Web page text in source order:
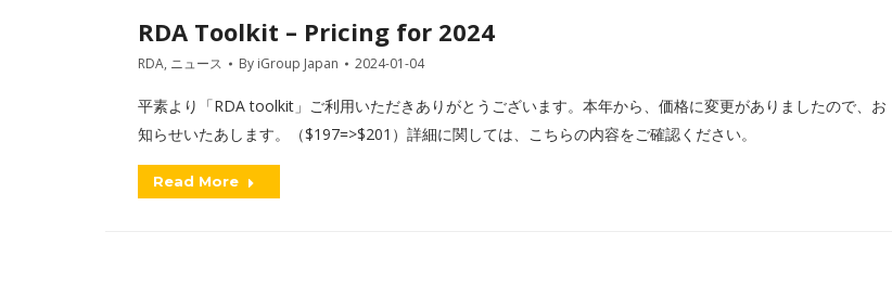
RDA Toolkit – Pricing for 2024
RDA, ニュース By iGroup Japan 2024-01-04
平素より「RDA toolkit」ご利用いただきありがとうございます。本年から、価格に変更がありましたので、お
知らせいたあします。（$197=>$201）詳細に関しては、こちらの内容をご確認ください。
Read More